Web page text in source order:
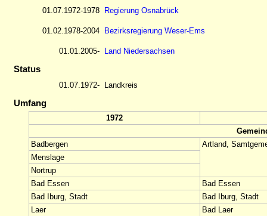
01.07.1972-1978 Regierung Osnabrück
01.02.1978-2004 Bezirksregierung Weser-Ems
01.01.2005- Land Niedersachsen
Status
01.07.1972- Landkreis
Umfang
1972
Badbergen
Artland,
Menslage
Nortrup
Bad Essen
Bad Essen
Bad Iburg, Stadt
Bad Iburg, Stadt
Laer
Bad Laer